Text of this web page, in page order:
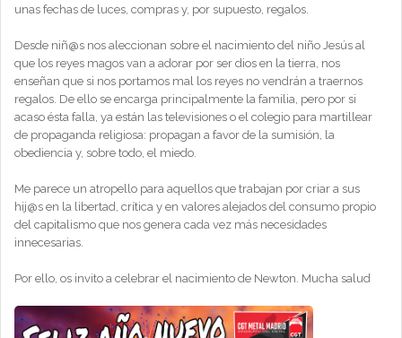
unas fechas de luces, compras y, por supuesto, regalos.
Desde niñ@s nos aleccionan sobre el nacimiento del niño Jesús al
que los reyes magos van a adorar por ser dios en la tierra, nos
enseñan que si nos portamos mal los reyes no vendrán a traernos
regalos. De ello se encarga principalmente la familia, pero por si
acaso ésta falla, ya están las televisiones o el colegio para martillear
de propaganda religiosa: propagan a favor de la sumisión, la
obediencia y, sobre todo, el miedo.
Me parece un atropello para aquellos que trabajan por criar a sus
hij@s en la libertad, crítica y en valores alejados del consumo propio
del capitalismo que nos genera cada vez más necesidades
innecesarias.
Por ello, os invito a celebrar el nacimiento de Newton. Mucha salud